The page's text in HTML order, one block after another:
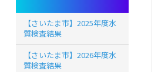
【さいたま市】2025年度水
質検査結果
【さいたま市】2026年度水
質検査結果